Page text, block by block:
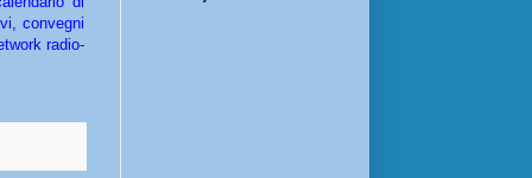
convegni
radio-